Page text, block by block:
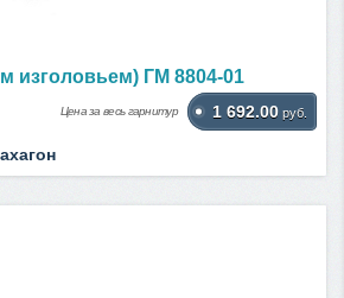
изголовьем) ГМ 8804-01
Цена за весь гарнитур 1 692.00 руб.